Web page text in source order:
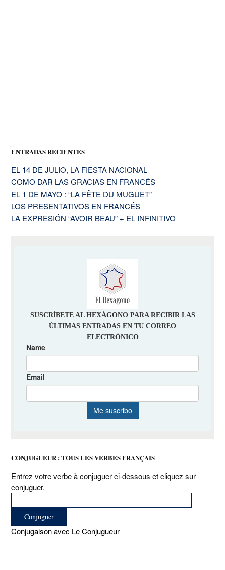
ENTRADAS RECIENTES
EL 14 DE JULIO, LA FIESTA NACIONAL
COMO DAR LAS GRACIAS EN FRANCÉS
EL 1 DE MAYO : “LA FÊTE DU MUGUET”
LOS PRESENTATIVOS EN FRANCÉS
LA EXPRESIÓN “AVOIR BEAU” + EL INFINITIVO
CONJUGUEUR : TOUS LES VERBES FRANÇAIS
Entrez votre verbe à conjuguer ci-dessous et cliquez sur
conjuguer.
Conjugaison avec Le Conjugueur